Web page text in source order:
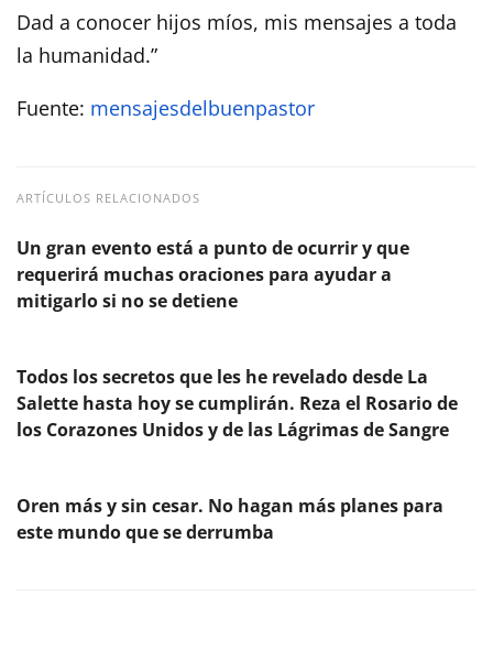
Dad a conocer hijos míos, mis mensajes a toda
la humanidad.”
Fuente: mensajesdelbuenpastor
ARTÍCULOS RELACIONADOS
Un gran evento está a punto de ocurrir y que
requerirá muchas oraciones para ayudar a
mitigarlo si no se detiene
Todos los secretos que les he revelado desde La
Salette hasta hoy se cumplirán. Reza el Rosario de
los Corazones Unidos y de las Lágrimas de Sangre
Oren más y sin cesar. No hagan más planes para
este mundo que se derrumba